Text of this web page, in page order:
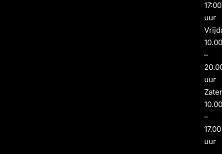
17:00
uur
–
uur
–
17.00
uur